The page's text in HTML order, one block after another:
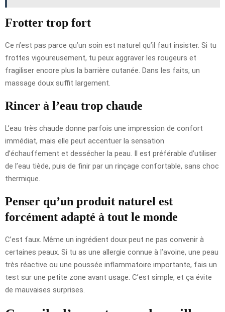
Frotter trop fort
Ce n’est pas parce qu’un soin est naturel qu’il faut insister. Si tu
frottes vigoureusement, tu peux aggraver les rougeurs et
fragiliser encore plus la barrière cutanée. Dans les faits, un
massage doux suffit largement.
Rincer à l’eau trop chaude
L’eau très chaude donne parfois une impression de confort
immédiat, mais elle peut accentuer la sensation
d’échauffement et dessécher la peau. Il est préférable d’utiliser
de l’eau tiède, puis de finir par un rinçage confortable, sans choc
thermique.
Penser qu’un produit naturel est
forcément adapté à tout le monde
C’est faux. Même un ingrédient doux peut ne pas convenir à
certaines peaux. Si tu as une allergie connue à l’avoine, une peau
très réactive ou une poussée inflammatoire importante, fais un
test sur une petite zone avant usage. C’est simple, et ça évite
de mauvaises surprises.